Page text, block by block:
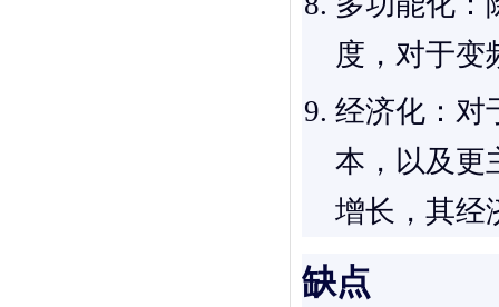
度，对于变
经济化 ：
本，以及更
增长，其经
缺点